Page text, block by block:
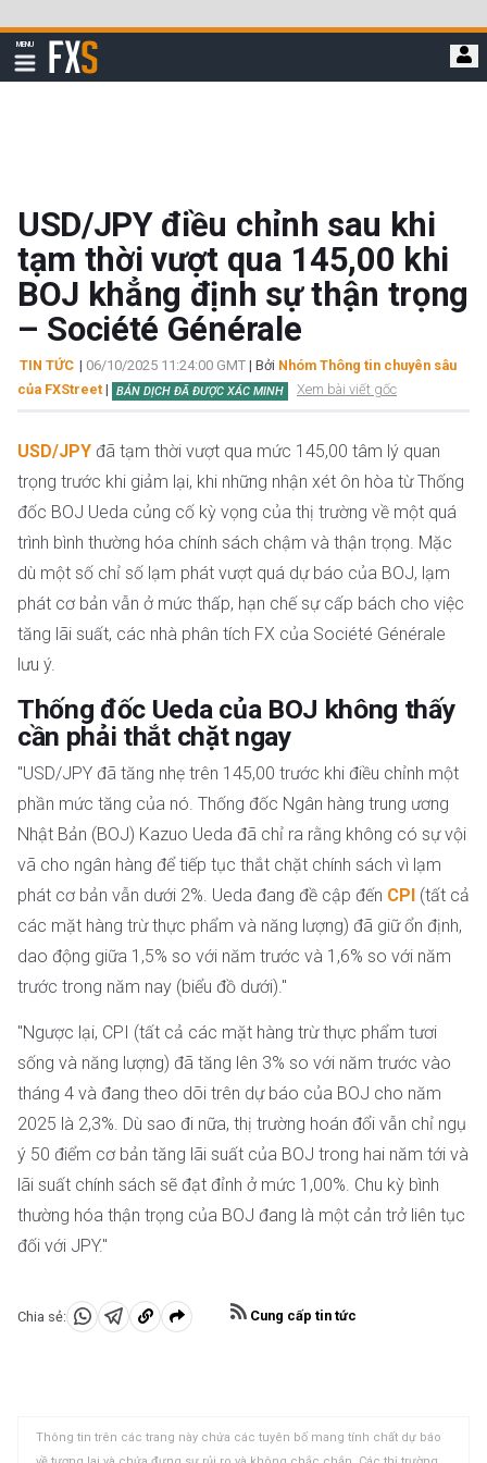
qua
đi
MENU
Hiển
thị
FXStreet
USD/JPY điều chỉnh sau khi
tạm thời vượt qua 145,00 khi
BOJ khẳng định sự thận trọng
– Société Générale
TIN TỨC | 06/10/2025 11:24:00 GMT | Bởi Nhóm Thông tin chuyên sâu
của FXStreet | BẢN DỊCH ĐÃ ĐƯỢC XÁC MINH Xem bài viết gốc
USD/JPY đã tạm thời vượt qua mức 145,00 tâm lý quan
trọng trước khi giảm lại, khi những nhận xét ôn hòa từ Thống
đốc BOJ Ueda củng cố kỳ vọng của thị trường về một quá
trình bình thường hóa chính sách chậm và thận trọng. Mặc
dù một số chỉ số lạm phát vượt quá dự báo của BOJ, lạm
phát cơ bản vẫn ở mức thấp, hạn chế sự cấp bách cho việc
tăng lãi suất, các nhà phân tích FX của Société Générale
lưu ý.
Thống đốc Ueda của BOJ không thấy
cần phải thắt chặt ngay
"USD/JPY đã tăng nhẹ trên 145,00 trước khi điều chỉnh một
phần mức tăng của nó. Thống đốc Ngân hàng trung ương
Nhật Bản (BOJ) Kazuo Ueda đã chỉ ra rằng không có sự vội
vã cho ngân hàng để tiếp tục thắt chặt chính sách vì lạm
phát cơ bản vẫn dưới 2%. Ueda đang đề cập đến CPI (tất cả
các mặt hàng trừ thực phẩm và năng lượng) đã giữ ổn định,
dao động giữa 1,5% so với năm trước và 1,6% so với năm
trước trong năm nay (biểu đồ dưới)."
"Ngược lại, CPI (tất cả các mặt hàng trừ thực phẩm tươi
sống và năng lượng) đã tăng lên 3% so với năm trước vào
tháng 4 và đang theo dõi trên dự báo của BOJ cho năm
2025 là 2,3%. Dù sao đi nữa, thị trường hoán đổi vẫn chỉ ngụ
ý 50 điểm cơ bản tăng lãi suất của BOJ trong hai năm tới và
lãi suất chính sách sẽ đạt đỉnh ở mức 1,00%. Chu kỳ bình
thường hóa thận trọng của BOJ đang là một cản trở liên tục
đối với JPY."
Chia sẻ:
Chia Chia Sao
Cung cấp tin tức
Thông tin trên các trang này chứa các tuyên bố mang tính chất dự báo